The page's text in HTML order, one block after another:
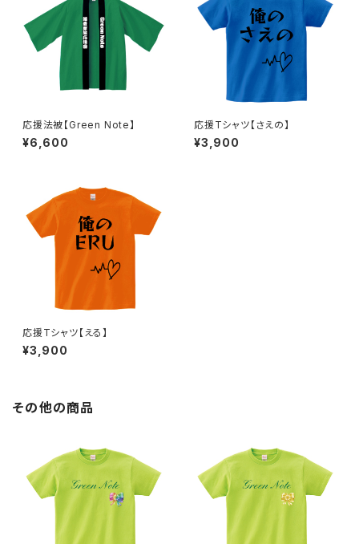
応援法被【Green Note】
¥6,600
応援Tシャツ【さえの】
¥3,900
応援Tシャツ【える】
¥3,900
その他の商品